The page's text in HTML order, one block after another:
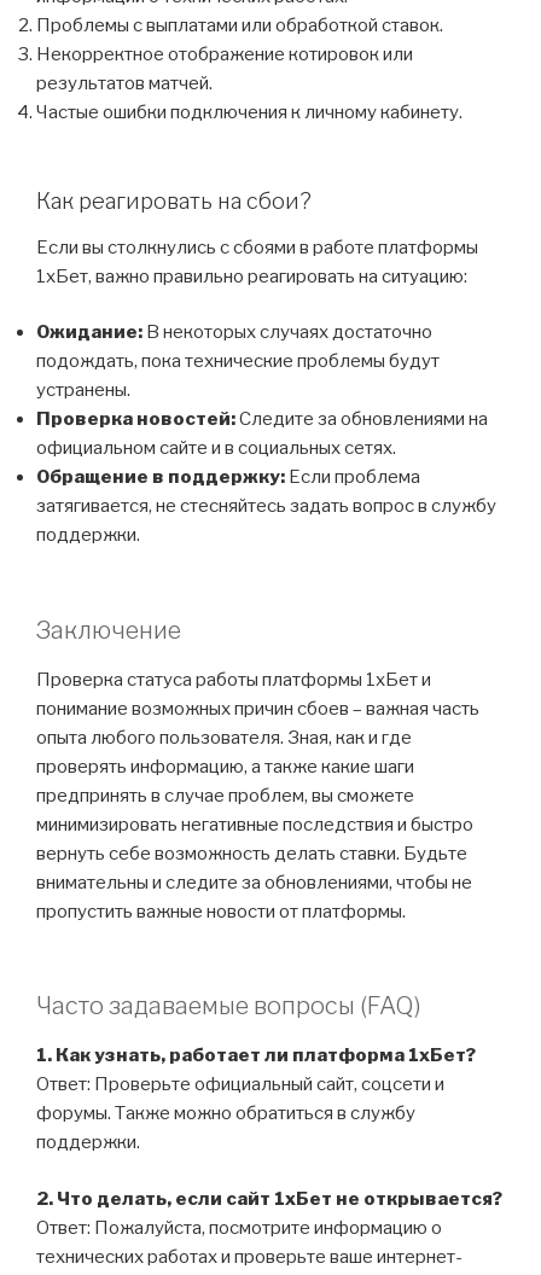
Проблемы с выплатами или обработкой ставок.
Некорректное отображение котировок или
результатов матчей.
Частые ошибки подключения к личному кабинету.
Как реагировать на сбои?
Если вы столкнулись с сбоями в работе платформы
1хБет, важно правильно реагировать на ситуацию:
Ожидание: В некоторых случаях достаточно
подождать, пока технические проблемы будут
устранены.
Проверка новостей:Следите за обновлениями на
официальном сайте и в социальных сетях.
Обращение в поддержку: Если проблема
затягивается, не стесняйтесь задать вопрос в службу
поддержки.
Заключение
Проверка статуса работы платформы 1хБет и
понимание возможных причин сбоев – важная часть
опыта любого пользователя. Зная, как и где
проверять информацию, а также какие шаги
предпринять в случае проблем, вы сможете
минимизировать негативные последствия и быстро
вернуть себе возможность делать ставки. Будьте
внимательны и следите за обновлениями, чтобы не
пропустить важные новости от платформы.
Часто задаваемые вопросы (FAQ)
1. Как узнать, работает ли платформа 1хБет?
Ответ: Проверьте официальный сайт, соцсети и
форумы. Также можно обратиться в службу
поддержки.
2. Что делать, если сайт 1хБет не открывается?
Ответ: Пожалуйста, посмотрите информацию о
технических работах и проверьте ваше интернет-